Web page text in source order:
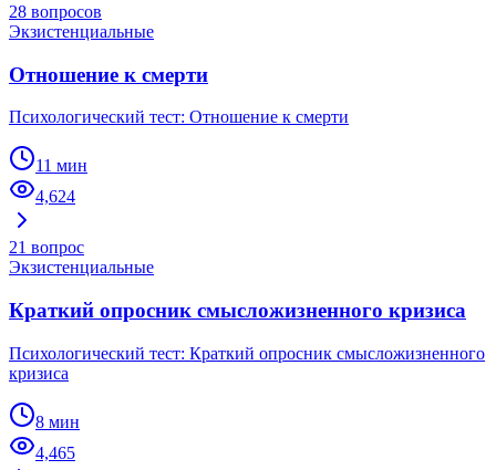
28 вопросов
Экзистенциальные
Отношение к смерти
Психологический тест: Отношение к смерти
11 мин
4,624
21 вопрос
Экзистенциальные
Краткий опросник смысложизненного кризиса
Психологический тест: Краткий опросник смысложизненного
кризиса
8 мин
4,465